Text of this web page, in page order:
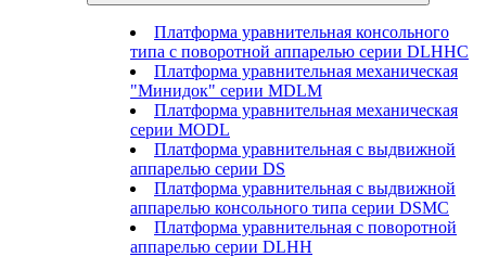
Платформа уравнительная консольного
типа с поворотной аппарелью серии DLHHC
Платформа уравнительная механическая
"Минидок" серии MDLM
Платформа уравнительная механическая
серии MODL
Платформа уравнительная с выдвижной
аппарелью серии DS
Платформа уравнительная с выдвижной
аппарелью консольного типа серии DSMC
Платформа уравнительная с поворотной
аппарелью серии DLHH